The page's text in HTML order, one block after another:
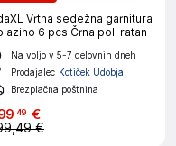
Vrtna sedežna garnitura
6 pcs Črna poli ratan
Na voljo v 5-7 delovnih dneh
Prodajalec Kotiček Udobja
Brezplačna poštnina
49 €
€